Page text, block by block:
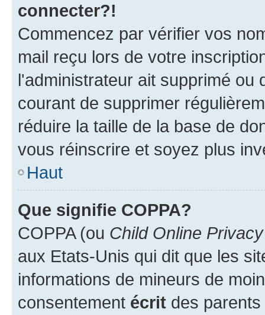
connecter?!
Commencez par vérifier vos
mail reçu lors de votre
l'administrateur ait supprimé ou
courant de supprimer
réduire la taille de la base de
vous réinscrire et soyez plus
Haut
Que signifie COPPA?
COPPA (ou Child Online
aux Etats-Unis qui dit que les
informations de mineurs de
consentement écrit des